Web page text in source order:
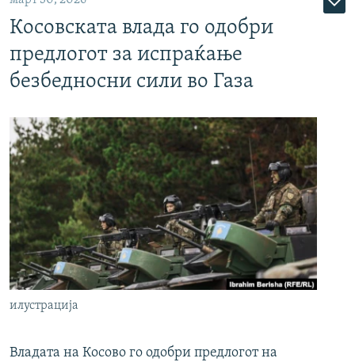
Косовската влада го одобри
предлогот за испраќање
безбедносни сили во Газа
илустрација
Владата на Косово го одобри предлогот на